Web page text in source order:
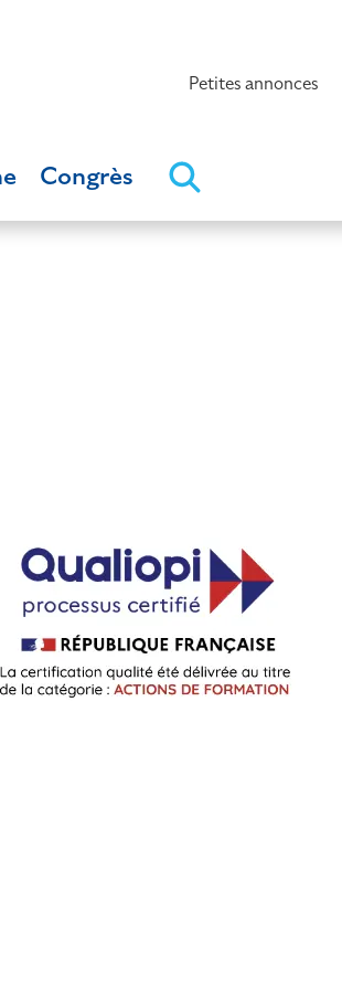
Petites annonces
Congrès